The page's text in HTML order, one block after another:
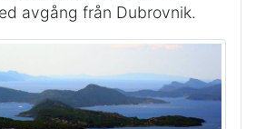
avgång från Dubrovnik.